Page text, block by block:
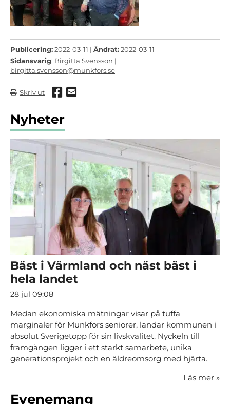
Publicering:2022-03-11 | Ändrat:2022-03-11
Sidansvarig: Birgitta Svensson |
birgitta.svensson@munkfors.se
Skriv ut Dela via Facebook
Dela via mail
Nyheter
Bäst i Värmland och näst bäst i
hela landet
28 jul 09:08
Medan ekonomiska mätningar visar på tuffa
marginaler för Munkfors seniorer, landar kommunen i
absolut Sverigetopp för sin livskvalitet. Nyckeln till
framgången ligger i ett starkt samarbete, unika
generationsprojekt och en äldreomsorg med hjärta.
Läs mer »
Evenemang